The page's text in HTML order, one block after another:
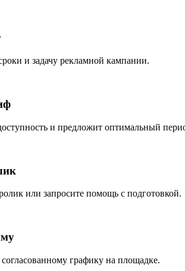
и задачу рекламной кампании.
и предложит оптимальный
или запросите помощь с подготовкой.
графику на площадке.